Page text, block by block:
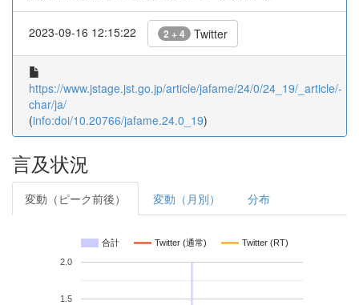
2023-09-16 12:15:22 2 + 4 Twitter
https://www.jstage.jst.go.jp/article/jafame/24/0/24_19/_article/-
char/ja/
(info:doi/10.20766/jafame.24.0_19)
言及状況
変動（ピーク前後） 変動（月別） 分布
合計 Twitter (通常) Twitter (RT)
1.5
2.0